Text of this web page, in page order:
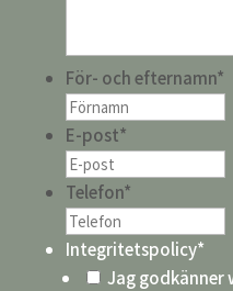
För- och efternamn*
E-post*
Telefon*
Integritetspolicy*
Jag godkänner